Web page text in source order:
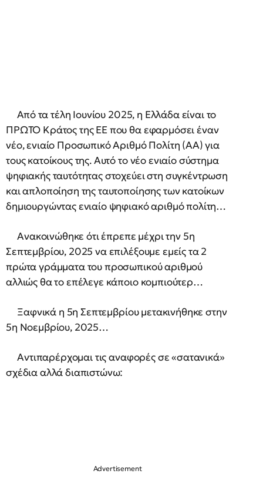
Από τα τέλη Ιουνίου 2025, η Ελλάδα είναι το
ΠΡΩΤΟ Κράτος της ΕΕ που θα εφαρμόσει έναν
νέο, ενιαίο Προσωπικό Αριθμό Πολίτη (ΑΑ) για
τους κατοίκους της. Αυτό το νέο ενιαίο σύστημα
ψηφιακής ταυτότητας στοχεύει στη συγκέντρωση
και απλοποίηση της ταυτοποίησης των κατοίκων
δημιουργώντας ενιαίο ψηφιακό αριθμό πολίτη…
Ανακοινώθηκε ότι έπρεπε μέχρι την 5η
Σεπτεμβρίου, 2025 να επιλέξουμε εμείς τα 2
πρώτα γράμματα του προσωπικού αριθμού
αλλιώς θα το επέλεγε κάποιο κομπιούτερ…
Ξαφνικά η 5η Σεπτεμβρίου μετακινήθηκε στην
5η Νοεμβρίου, 2025…
Αντιπαρέρχομαι τις αναφορές σε «σατανικά»
σχέδια αλλά διαπιστώνω: